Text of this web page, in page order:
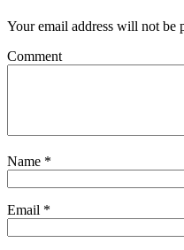
Your email address will not be
Comment
Name *
Email *